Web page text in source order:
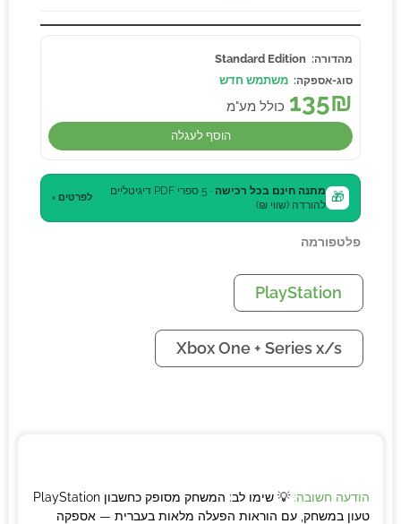
Standard Edition
משתמש חדש
135₪ כולל מע"מ
הוסף לעגלה
🎁 מתנה חינם בכל רכישה
· 5 ספרי PDF דיגיטליים
להורדה (שווי ₪)
לפרטים ›
פלטפורמה
PlayStation
Xbox One + Series x/s
הודעה חשובה:
💡 שימו לב: המשחק מסופק כחשבון PlayStation
טעון במשחק, עם הוראות הפעלה מלאות בעברית — אספקה